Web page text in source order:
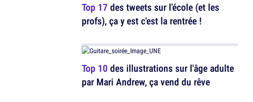
Top 17 des tweets sur l'école (et les
profs), ça y est c'est la rentrée !
Top 10 des illustrations sur l'âge adulte
par Mari Andrew, ça vend du rêve